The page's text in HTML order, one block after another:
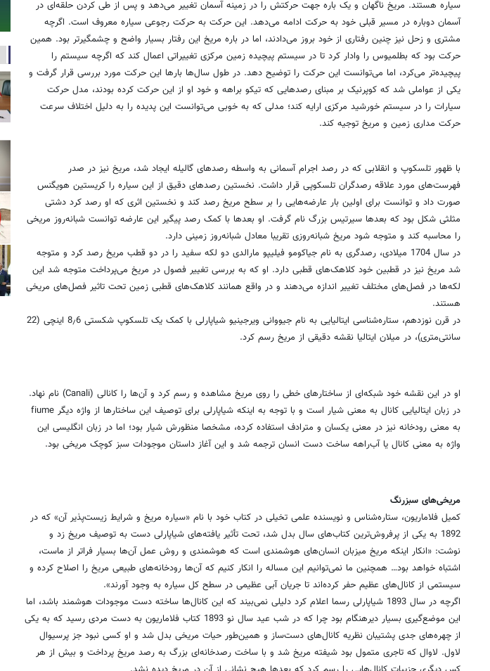
خرید باتخفیف
زمین و سیاره سرخ
این مریخ‌نورد آخرین و مهم‌ترین گام در کاوش‌های روباتیک ناسا در مریخ تا کنون خواهد بود. اما زمینیان و مریخ
رابطه‌ای طولانی در طول تاریخ داشته‌اند.
از دوران اسطوره‌ای تاکنون مریخ توجه ما را به خود جلب کرده است. مریخ به دلیل تلالو سرخ‌فامش در آسمان شب
گرفته تا مریخ اشاره‌ای به این نگاه دارد.
اما غیر از سرخ‌فامی مریخ نکته دیگری در باره این سیاره وجود داشته که باعث توجه ویژه به این سیاره شده و آن
حرکت ویژه مریخ در آسمان شباست. ناظران آسمان شب در هر دوره تناوب مریخ شاهد بروز رفتاری عجیب از این
سیاره هستند. مریخ ناگهان و یک باره جهت حرکتش را در زمینه آسمان تغییر می‌دهد و پس از طی کردن حلقه‌ای در
آسمان دوباره در مسیر قبلی خود به حرکت ادامه می‌دهد. این حرکت به حرکت رجوعی سیاره معروف است. اگرچه
مشتری و زحل نیز چنین رفتاری از خود بروز می‌دادند، اما در باره مریخ این رفتار بسیار واضح و چشمگیرتر بود. همین
حرکت بود که بطلمیوس را وادار کرد تا در سیستم پیچیده زمین مرکزی تغییراتی اعمال کند که اگرچه سیستم را
پیچیده‌تر می‌کرد، اما می‌توانست این حرکت را توضیح دهد. در طول سال‌ها بارها این حرکت مورد بررسی قرار گرفت و
یکی از عواملی شد که کوپرنیک بر مبنای رصدهایی که تیکو براهه و خود او از این حرکت کرده بودند، مدل حرکت
سیارات را در سیستم خورشید مرکزی ارایه کند؛ مدلی که به خوبی می‌توانست این پدیده را به دلیل اختلاف سرعت
حرکت مداری زمین و مریخ توجیه کند.
فهرست‌های مورد علاقه رصدگران تلسکوپی قرار داشت. نخستین رصدهای دقیق از این سیاره را کریستین هویگنس
صورت داد و توانست برای اولین بار عارضه‌هایی را بر سطح مریخ رصد کند و نخستین اثری که او رصد کرد دشتی
مثلثی شکل بود که بعدها سیرتیس بزرگ نام گرفت. او بعدها با کمک رصد پیگیر این عارضه توانست شبانه‌روز مریخی
را محاسبه کند و متوجه شود مریخ شبانه‌روزی تقریبا معادل شبانه‌روز زمینی دارد.
لکه‌ها در فصل‌های مختلف تغییر اندازه می‌دهند و در واقع همانند کلاهک‌های قطبی زمین تحت تاثیر فصل‌های مریخی
هستند.
سانتی‌متری)، در میلان ایتالیا نقشه دقیقی از مریخ رسم کرد.
او در این نقشه خود شبکه‌ای از ساختارهای خطی را روی مریخ مشاهده و رسم کرد و آن‌ها را کانالی (Canali) نام نهاد.
در زبان ایتالیایی کانال به معنی شیار است و با توجه به اینکه شیاپارلی برای توصیف این ساختارها از واژه دیگر fiume
به معنی رودخانه نیز در معنی یکسان و مترادف استفاده کرده، مشخصا منظورش شیار بود؛ اما در زبان انگلیسی این
واژه به معنی کانال یا آب‌راهه ساخت دست انسان ترجمه شد و این آغاز داستان موجودات سبز کوچک مریخی بود.